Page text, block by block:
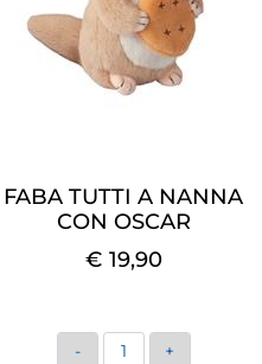
FABA TUTTI A NANNA
CON OSCAR
€ 19,90
Quantità